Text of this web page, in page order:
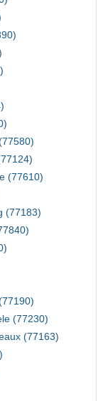
(77610)
(77183)
(77230)
(77163)